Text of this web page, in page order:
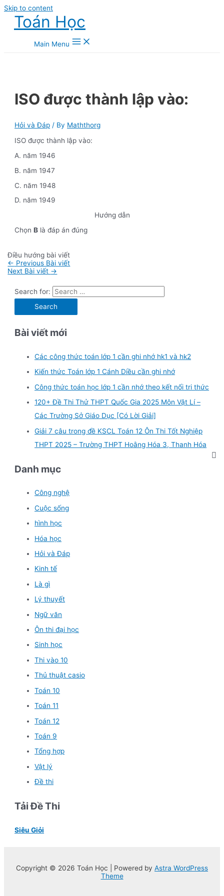
Skip to content
Toán Học
Main Menu
ISO được thành lập vào:
Hỏi và Đáp / By Maththorg
ISO được thành lập vào:
A. năm 1946
B. năm 1947
C. năm 1948
D. năm 1949
Hướng dẫn
ChọnB là đáp án đúng
Điều hướng bài viết
← Previous Bài viết
Next Bài viết →
Search for:
Bài viết mới
Các công thức toán lớp 1 cần ghi nhớ hk1 và hk2
Kiến thức Toán lớp 1 Cánh Diều cần ghi nhớ
Công thức toán học lớp 1 cần nhớ theo kết nối tri thức
120+ Đề Thi Thử THPT Quốc Gia 2025 Môn Vật Lí –
Các Trường Sở Giáo Dục [Có Lời Giải]
Giải 7 câu trong đề KSCL Toán 12 Ôn Thi Tốt Nghiệp
THPT 2025 – Trường THPT Hoằng Hóa 3, Thanh Hóa
Danh mục
Công nghệ
Cuộc sống
hình học
Hóa học
Hỏi và Đáp
Kinh tế
Là gì
Lý thuyết
Ngữ văn
Ôn thi đại học
Sinh học
Thi vào 10
Thủ thuật casio
Toán 10
Toán 11
Toán 12
Toán 9
Tổng hợp
Vật lý
Đề thi
Tải Đề Thi
Siêu Giỏi
Copyright © 2026 Toán Học | Powered by Astra WordPress
Theme